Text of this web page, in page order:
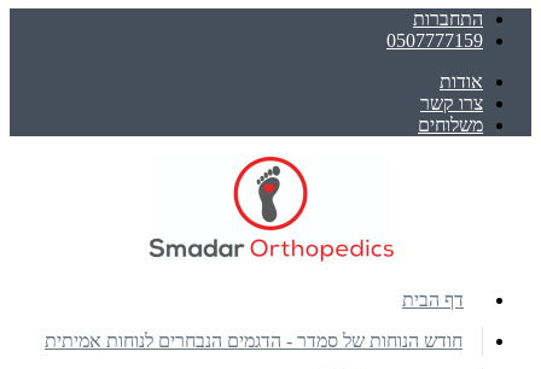
התחברות
0507777159
אודות
צרו קשר
משלוחים
דף הבית
חודש הנוחות של סמדר - הדגמים הנבחרים לנוחות אמיתית